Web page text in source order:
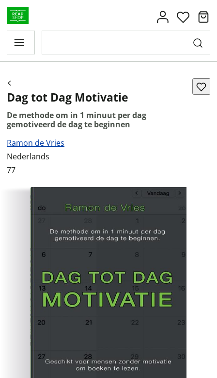
Dag tot Dag Motivatie
De methode om in 1 minuut per dag
gemotiveerd de dag te beginnen
Ramon de Vries
Nederlands
77